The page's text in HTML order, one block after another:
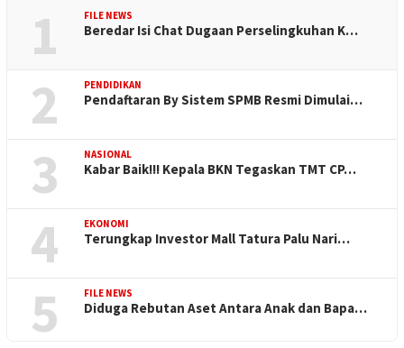
1 FILE NEWS
Beredar Isi Chat Dugaan Perselingkuhan K…
2 PENDIDIKAN
Pendaftaran By Sistem SPMB Resmi Dimulai…
3 NASIONAL
Kabar Baik!!! Kepala BKN Tegaskan TMT CP…
4 EKONOMI
Terungkap Investor Mall Tatura Palu Nari…
5 FILE NEWS
Diduga Rebutan Aset Antara Anak dan Bapa…